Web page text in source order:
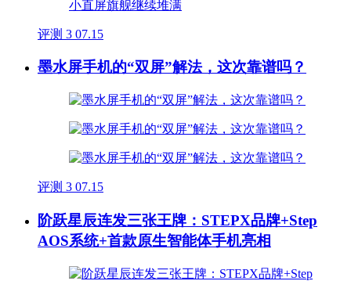
评测 3 07.15
墨水屏手机的“双屏”解法，这次靠谱吗？
评测 3 07.15
阶跃星辰连发三张王牌：STEPX品牌+Step
AOS系统+首款原生智能体手机亮相